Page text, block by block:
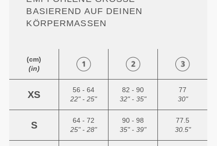
ASIEREND AUF DEINEN K
ÖRPERMASSEN
(cm)
(in)
XS
56 - 64
22" - 25"
82 - 90
32" - 35"
77
30"
S
64 - 72
25" - 28"
90 - 98
35" - 39"
77.5
30.5"